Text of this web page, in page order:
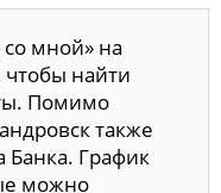
мной» на
найти
Помимо
также
Банка. График
можно